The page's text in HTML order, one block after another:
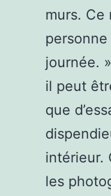
murs. Ce
journée.
il peut
que
intérieur.
les